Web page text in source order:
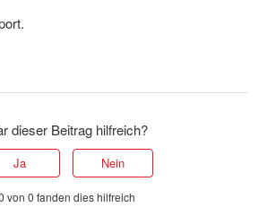
dieser Beitrag hilfreich?
Ja Nein
von 0 fanden dies hilfreich